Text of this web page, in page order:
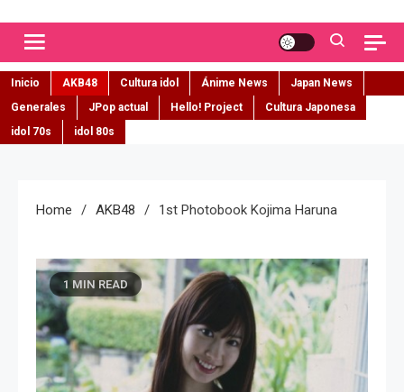
Inicio AKB48 Cultura idol Ánime News
Japan News
Generales
JPop actual Hello! Project
Cultura Japonesa
idol 70s
idol 80s
Home AKB48 1st Photobook Kojima Haruna
1 MIN READ